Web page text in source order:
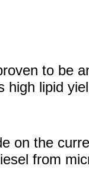
to be
high lipid
on the
from